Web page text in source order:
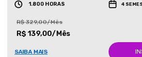
1.800 HORAS 4
R$ 329,00/Mês
R$ 139,00/Mês
SAIBA MAIS